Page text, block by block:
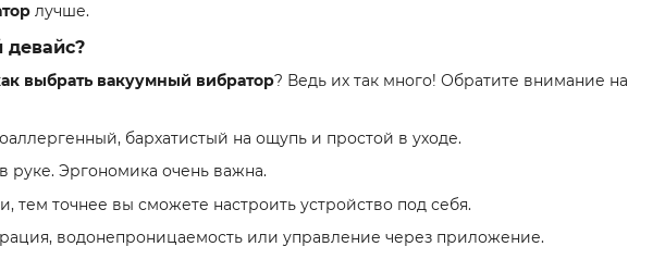
лучше.
девайс?
выбрать вакуумный вибратор? Ведь их так много! Обратите внимание на
бархатистый на ощупь и простой в уходе.
руке. Эргономика очень важна.
тем точнее вы сможете настроить устройство под себя.
водонепроницаемость или управление через приложение.